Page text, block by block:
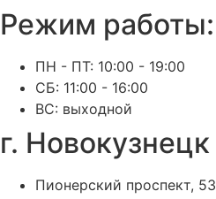
Режим работы:
ПН - ПТ: 10:00 - 19:00
СБ: 11:00 - 16:00
ВС: выходной
г. Новокузнецк
Пионерский проспект, 53